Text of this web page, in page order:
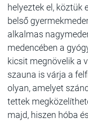
helyeztek el, köztük
belső
alkalmas
medencében a
kicsit megnövelik a
szauna is várja a
olyan, amelyet
tettek
majd, hiszen hóba